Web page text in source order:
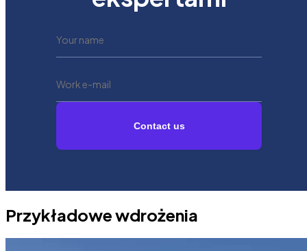
Contact us
Przykładowe wdrożenia